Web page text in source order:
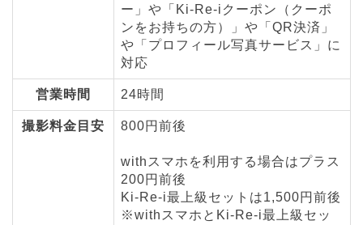
ー」や「Ki-Re-iクーポン（クーポ
ンをお持ちの方）」や「QR決済」
や「プロフィール写真サービス」に
対応
営業時間 24時間
撮影料金目安 800円前後
withスマホを利用する場合はプラス
200円前後
Ki-Re-i最上級セットは1,500円前後
※withスマホとKi-Re-i最上級セッ